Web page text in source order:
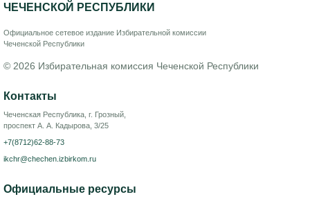
ЧЕЧЕНСКОЙ РЕСПУБЛИКИ
Официальное сетевое издание Избирательной комиссии
Чеченской Республики
© 2026 Избирательная комиссия Чеченской Республики
Контакты
Чеченская Республика, г. Грозный,
проспект А. А. Кадырова, 3/25
+7(8712)62-88-73
ikchr@chechen.izbirkom.ru
Официальные ресурсы